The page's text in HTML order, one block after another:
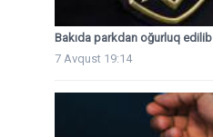
Bakıda parkdan oğurluq edilib
7 Avqust 19:14